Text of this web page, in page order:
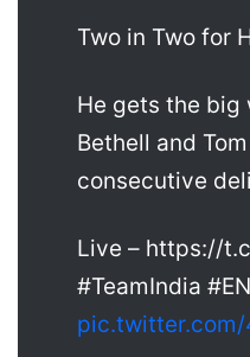
Two in Two for
He gets the big
Bethell and
consecutive
Live – https://
#TeamIndia
pic.twitter.com/